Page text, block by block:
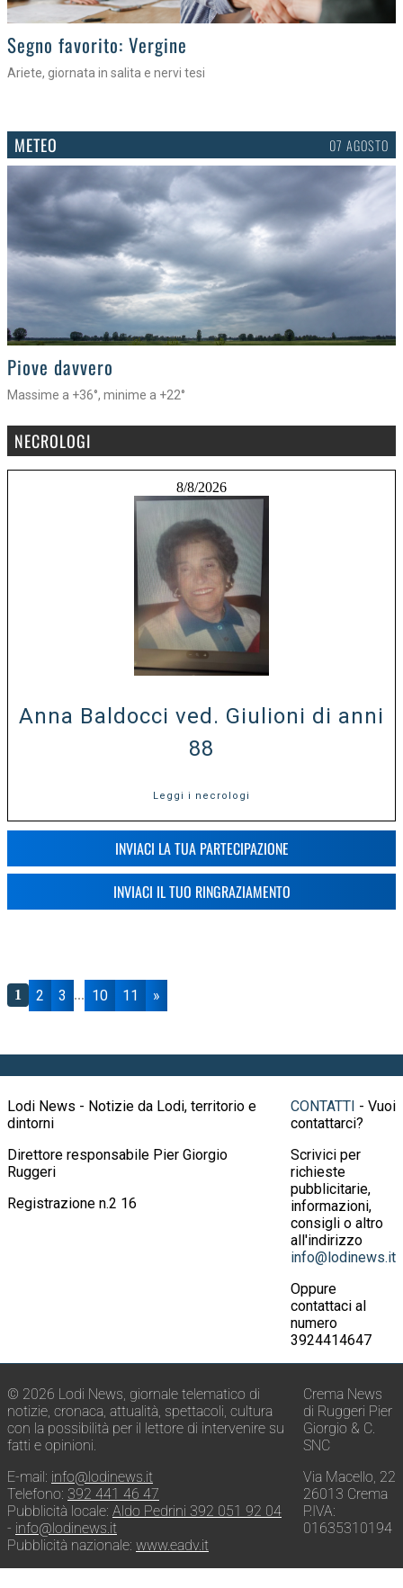
>
Segno favorito: Vergine
Ariete, giornata in salita e nervi tesi
METEO 07 AGOSTO
>
Piove davvero
Massime a +36°, minime a +22°
NECROLOGI
8/8/2026
Anna Baldocci ved. Giulioni di anni
88
Leggi i necrologi
INVIACI LA TUA PARTECIPAZIONE
INVIACI IL TUO RINGRAZIAMENTO
1 2 3 ... 10 11 »
Lodi News - Notizie da Lodi, territorio e
dintorni
Direttore responsabile Pier Giorgio
Ruggeri
Registrazione n.2 16
CONTATTI - Vuoi
contattarci?
Scrivici per
richieste
pubblicitarie,
informazioni,
consigli o altro
all'indirizzo
info@lodinews.it
Oppure
contattaci al
numero
3924414647
© 2026 Lodi News, giornale telematico di
notizie, cronaca, attualità, spettacoli, cultura
con la possibilità per il lettore di intervenire su
fatti e opinioni.
E-mail: info@lodinews.it
Telefono: 392 441 46 47
Pubblicità locale: Aldo Pedrini 392 051 92 04
- info@lodinews.it
Pubblicità nazionale: www.eadv.it
Crema News
di Ruggeri Pier
Giorgio & C.
SNC
Via Macello, 22
26013 Crema
P.IVA:
01635310194